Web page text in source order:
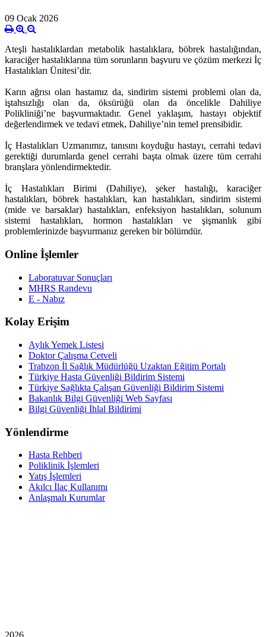
09 Ocak 2026
Ateşli hastalıklardan metabolik hastalıklara, böbrek hastalığından,
karaciğer hastalıklarına tüm sorunların başvuru ve çözüm merkezi İç
Hastalıkları Ünitesi’dir.
Karın ağrısı olan hastamız da, sindirim sistemi problemi olan da,
iştahsızlığı olan da, öksürüğü olan da öncelikle Dahiliye
Polikliniği’ne başvurmaktadır. Genel yaklaşım, hastayı objektif
değerlendirmek ve tedavi etmek, Dahiliye’nin temel prensibidir.
İç Hastalıkları Uzmanımız, tanısını koyduğu hastayı, cerrahi tedavi
gerektiği durumlarda genel cerrahi başta olmak üzere tüm cerrahi
branşlara yönlendirmektedir.
İç Hastalıkları Birimi (Dahiliye), şeker hastalığı, karaciğer
hastalıkları, böbrek hastalıkları, kan hastalıkları, sindirim sistemi
(mide ve barsaklar) hastalıkları, enfeksiyon hastalıkları, solunum
sistemi hastalıkları, hormon hastalıkları ve şişmanlık gibi
problemlerinizde başvurmanız gereken bir bölümdür.
Online İşlemler
Laboratuvar Sonuçları
MHRS Randevu
E - Nabız
Kolay Erişim
Aylık Yemek Listesi
Doktor Çalışma Cetveli
Trabzon İl Sağlık Müdürlüğü Uzaktan Eğitim Portalı
Türkiye Hasta Güvenliği Bildirim Sistemi
Türkiye Sağlıkta Çalışan Güvenliği Bildirim Sistemi
Bakanlık Bilgi Güvenliği Web Sayfası
Bilgi Güvenliği İhlal Bildirimi
Yönlendirme
Hasta Rehberi
Poliklinik İşlemleri
Yatış İşlemleri
Akılcı İlaç Kullanımı
Anlaşmalı Kurumlar